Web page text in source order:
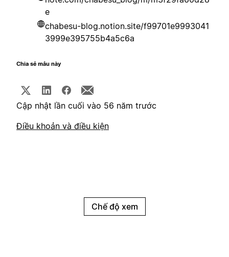
e
chabesu-blog.notion.site/f99701e9993041
3999e395755b4a5c6a
Chia sẻ mẫu này
Cập nhật lần cuối vào 56 năm trước
Điều khoản và điều kiện
Chế độ xem